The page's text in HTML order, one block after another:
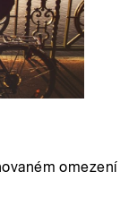
omezení